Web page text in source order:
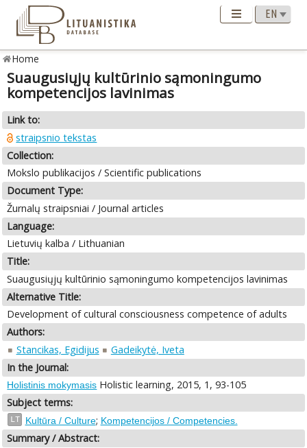
Home
Suaugusiųjų kultūrinio sąmoningumo
kompetencijos lavinimas
Link to:
straipsnio tekstas
Collection:
Mokslo publikacijos / Scientific publications
Document Type:
Žurnalų straipsniai / Journal articles
Language:
Lietuvių kalba / Lithuanian
Title:
Suaugusiųjų kultūrinio sąmoningumo kompetencijos lavinimas
Alternative Title:
Development of cultural consciousness competence of adults
Authors:
Stancikas, Egidijus
Gadeikytė, Iveta
In the Journal:
Holistinis mokymasis Holistic learning, 2015, 1, 93-105
Subject terms:
LT Kultūra / Culture; Kompetencijos / Competencies.
Summary / Abstract: